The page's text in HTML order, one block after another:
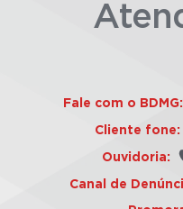
Fale com o BDMG:
Cliente fone:
Ouvidoria:
Canal de